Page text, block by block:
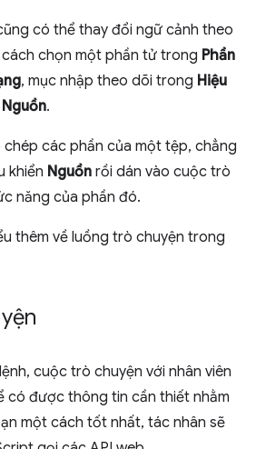
có thể thay đổi ngữ cảnh theo
chọn một phần tử trong Phần
, mục nhập theo dõi trong Hiệu
Nguồn.
các phần của một tệp, chẳng
khiển Nguồn rồi dán vào cuộc trò
năng của phần đó.
thêm về luồng trò chuyện trong
cuộc trò chuyện với nhân viên
có được thông tin cần thiết nhằm
một cách tốt nhất, tác nhân sẽ